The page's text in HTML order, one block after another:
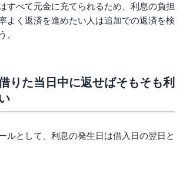
すべて元金に充てられるため、利息の負担
よく返済を進めたい人は追加での返済を検
。
りた当日中に返せばそもそも利
ルとして、利息の発生日は借入日の翌日と